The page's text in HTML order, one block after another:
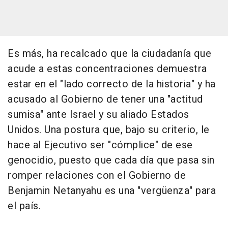
Es más, ha recalcado que la ciudadanía que
acude a estas concentraciones demuestra
estar en el "lado correcto de la historia" y ha
acusado al Gobierno de tener una "actitud
sumisa" ante Israel y su aliado Estados
Unidos. Una postura que, bajo su criterio, le
hace al Ejecutivo ser "cómplice" de ese
genocidio, puesto que cada día que pasa sin
romper relaciones con el Gobierno de
Benjamin Netanyahu es una "vergüenza" para
el país.